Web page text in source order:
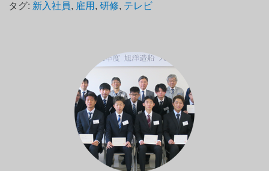
タグ: 新入社員, 雇用 ,研修, テレビ